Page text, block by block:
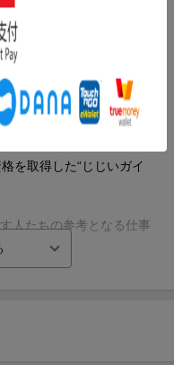
おもてなし』するのが通
期せぬトラブルや様々な
を取得した“じじいガイ
人たちの参考となる仕事